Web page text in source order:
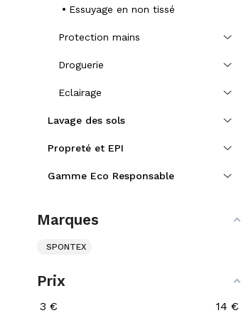
Essuyage en non tissé
Protection mains
Droguerie
Eclairage
Lavage des sols
Propreté et EPI
Gamme Eco Responsable
Marques
SPONTEX
Prix
3 € 14 €